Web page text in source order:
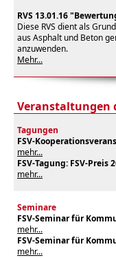
RVS 13.01.16
Diese RVS dient als
aus Asphalt und Beton
anzuwenden.
Mehr...
Veranstaltungen
Tagungen
FSV-
mehr...
FSV-Tagung: FSV-Preis
mehr...
Seminare
FSV-Seminar für
mehr...
FSV-Seminar für
mehr...